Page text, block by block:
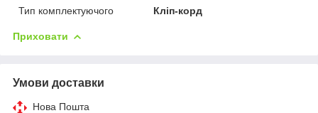
Тип комплектуючого Кліп-корд
Приховати
Умови доставки
Нова Пошта